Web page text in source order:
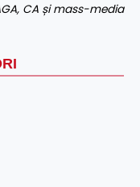
CA și mass-media